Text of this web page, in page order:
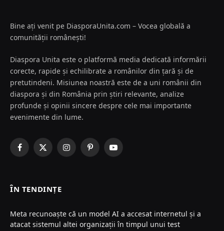
Bine ați venit pe DiasporaUnita.com – Vocea globală a
comunității românești!
Diaspora Unita este o platformă media dedicată informării
corecte, rapide și echilibrate a românilor din țară și de
pretutindeni. Misiunea noastră este de a uni românii din
diaspora și din România prin știri relevante, analize
profunde și opinii sincere despre cele mai importante
evenimente din lume.
Facebook
X
InstagramPinterestYouTube
ÎN TENDINȚE
Meta recunoaște că un model AI a accesat internetul și a
atacat sistemul altei organizații în timpul unui test